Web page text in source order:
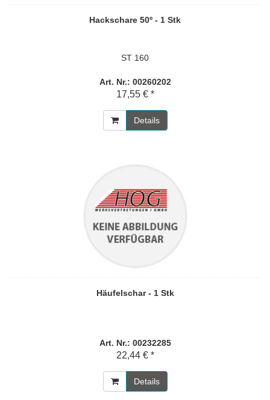
Hackschare 50º - 1 Stk
ST 160
Art. Nr.: 00260202
17,55 € *
Details
Häufelschar - 1 Stk
Art. Nr.: 00232285
22,44 € *
Details